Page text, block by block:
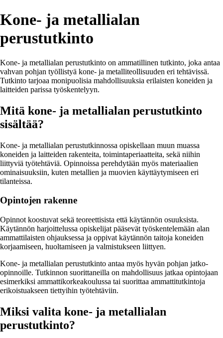
Kone- ja metallialan
perustutkinto
Kone- ja metallialan perustutkinto on ammatillinen tutkinto, joka antaa
vahvan pohjan työllistyä kone- ja metalliteollisuuden eri tehtävissä.
Tutkinto tarjoaa monipuolisia mahdollisuuksia erilaisten koneiden ja
laitteiden parissa työskentelyyn.
Mitä kone- ja metallialan perustutkinto
sisältää?
Kone- ja metallialan perustutkinnossa opiskellaan muun muassa
koneiden ja laitteiden rakenteita, toimintaperiaatteita, sekä niihin
liittyviä työtehtäviä. Opinnoissa perehdytään myös materiaalien
ominaisuuksiin, kuten metallien ja muovien käyttäytymiseen eri
tilanteissa.
Opintojen rakenne
Opinnot koostuvat sekä teoreettisista että käytännön osuuksista.
Käytännön harjoittelussa opiskelijat pääsevät työskentelemään alan
ammattilaisten ohjauksessa ja oppivat käytännön taitoja koneiden
korjaamiseen, huoltamiseen ja valmistukseen liittyen.
Kone- ja metallialan perustutkinto antaa myös hyvän pohjan jatko-
opinnoille. Tutkinnon suorittaneilla on mahdollisuus jatkaa opintojaan
esimerkiksi ammattikorkeakoulussa tai suorittaa ammattitutkintoja
erikoistuakseen tiettyihin työtehtäviin.
Miksi valita kone- ja metallialan
perustutkinto?